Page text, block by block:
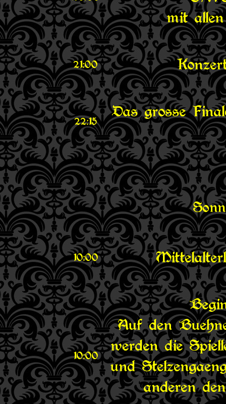
mit
21:00
22:15
Das grosse
10:00
10:00
Auf den
werden die
und
anderen